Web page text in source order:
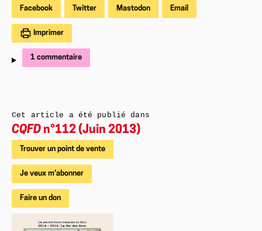
Facebook Twitter Mastodon Email
Imprimer
1 commentaire
Cet article a été publié dans
CQFD n°112 (Juin 2013)
Trouver un point de vente
Je veux m'abonner
Faire un don